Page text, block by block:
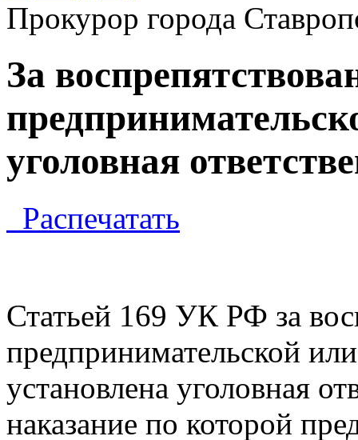
Прокурор города
За
уголовная
Распечатать
Статьей 169 УК РФ за
предпринимательской
установлена уголовная
наказание по которой